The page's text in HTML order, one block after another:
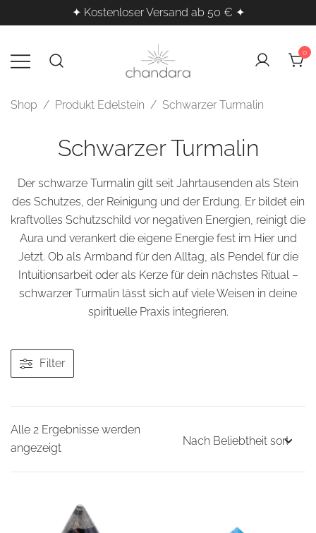
✦ Kostenloser Versand ab 50 € ✦
Inhalt
springen
Chandara – Esoterischer
Kristalle, Räucherwerk & Klangheilung
0
Shop / Produkt Edelstein / Schwarzer Turmalin
Schwarzer Turmalin
Der schwarze Turmalin gilt seit Jahrtausenden als Stein
des Schutzes, der Reinigung und der Erdung. Er bildet ein
kraftvolles Schutzschild vor negativen Energien, reinigt die
Aura und verankert die eigene Energie fest im Hier und
Jetzt. Ob als Armband für den Alltag, als Pendelfür die
Intuitionsarbeit oder als Kerzefür dein nächstes Ritual –
schwarzer Turmalin lässt sich auf viele Weisen in deine
spirituelle Praxis integrieren.
Alle 2 Ergebnisse werden
angezeigtNach
Filter